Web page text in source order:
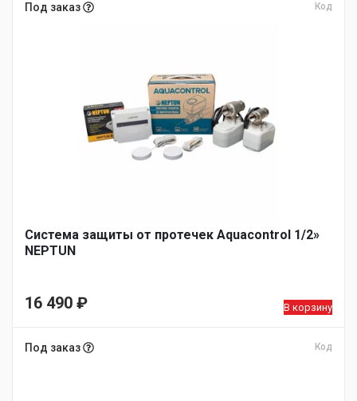
Под заказ Код
Система защиты от протечек Aquacontrol 1/2»
NEPTUN
16 490 ₽ В корзину
Под заказ Код